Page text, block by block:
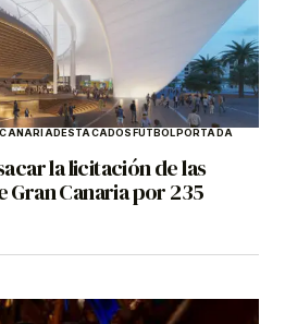
DESTACADOSFÚTBOLPORTADA
la licitación de las
Gran Canaria por 235